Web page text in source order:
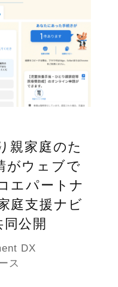
親家庭のた
がウェブで
エパートナ
庭支援ナビ
同公開
DX
ス